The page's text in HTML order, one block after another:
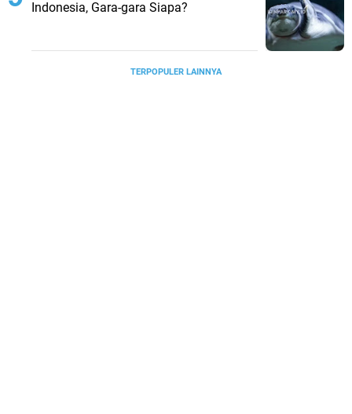
Indonesia, Gara-gara Siapa?
TERPOPULER LAINNYA